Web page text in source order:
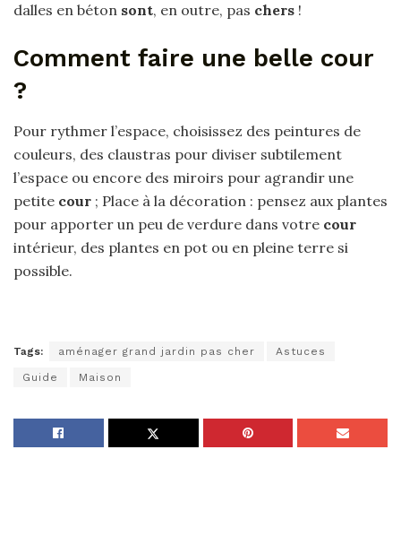
dalles en béton sont, en outre, pas chers !
Comment faire une belle cour
?
Pour rythmer l’espace, choisissez des peintures de
couleurs, des claustras pour diviser subtilement
l’espace ou encore des miroirs pour agrandir une
petite cour ; Place à la décoration : pensez aux plantes
pour apporter un peu de verdure dans votre cour
intérieur, des plantes en pot ou en pleine terre si
possible.
Tags: aménager grand jardin pas cher Astuces
Guide Maison